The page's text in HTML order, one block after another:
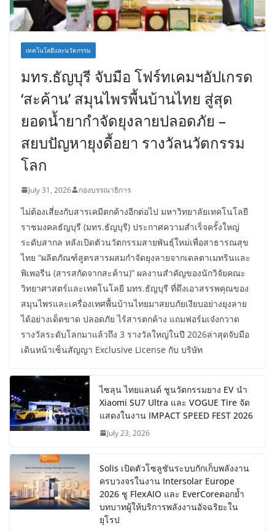
เทคโนโลยีและนวัตกรรม
มทร.ธัญบุรี จับมือ โฟร์ทเคมฯอัปเกรด
‘สะค้าน’ สมุนไพรพื้นบ้านไทย สู่สุด
ยอดน้ำยากำจัดยุงลายปลอดภัย –
สยบปัญหายุงดื้อยา รางวัลนวัตกรรม
โลก
July 31, 2026 กองบรรณาธิการ
ไม่ต้องเสี่ยงกับสารเคมีตกค้างอีกต่อไป มหาวิทยาลัยเทคโนโลยี
ราชมงคลธัญบุรี (มทร.ธัญบุรี) ประกาศความสำเร็จครั้งใหญ่
ระดับสากล หลังเปิดตัวนวัตกรรมสายพันธุ์ใหม่เพื่อสาธารณสุข
ไทย “ผลิตภัณฑ์สูตรสารผสมกำจัดยุงลายจากเดลตาเมทรินและ
พิเพอรีน (สารสกัดจากสะค้าน)” ผลงานสำคัญของนักวิจัยคณะ
วิทยาศาสตร์และเทคโนโลยี มทร.ธัญบุรี ที่ดึงเอาสรรพคุณของ
สมุนไพรและเครื่องเทศพื้นบ้านไทยมาสยบภัยเงียบอย่างยุงลาย
ได้อย่างเด็ดขาด ปลอดภัย ไร้สารตกค้าง แถมฟอร์มเจ๋งกวาด
รางวัลระดับโลกมาแล้วถึง 3 รางวัลใหญ่ในปี 2026ล่าสุดจับมือ
เดินหน้าเซ็นสัญญา Exclusive License กับ บริษัท
ไซลุน ไทยแลนด์ ชูนวัตกรรมยาง EV นำ
Xiaomi SU7 Ultra และ VOGUE Tire จัด
แสดงในงาน IMPACT SPEED FEST 2026
July 23, 2026
Solis เปิดตัวโซลูชันระบบกักเก็บพลังงาน
ครบวงจรในงาน Intersolar Europe
2026 ชู FlexAIO และ EverCoreตอกย้ำ
บทบาทผู้ให้บริการพลังงานอัจฉริยะใน
ยุโรป